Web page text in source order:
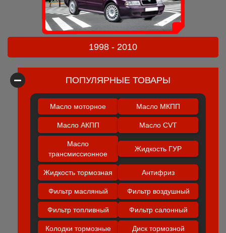
1998 - 2010
ПОПУЛЯРНЫЕ ТОВАРЫ
Масло моторное Масло МКПП
Масло АКПП Масло CVT
Масло
трансмиссионное
Жидкость ГУР
Жидкость тормозная Антифриз
Фильтр масляный Фильтр воздушный
Фильтр топливный Фильтр салонный
Колодки тормозные Диск тормозной